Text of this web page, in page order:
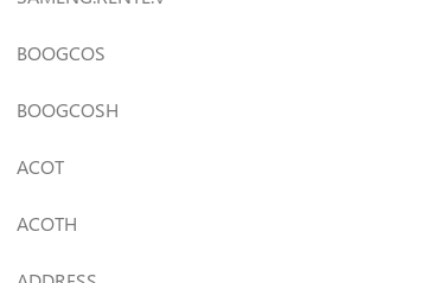
BOOGCOS
BOOGCOSH
ACOT
ACOTH